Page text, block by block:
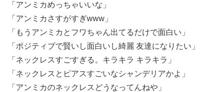
「アンミカめっちゃいいな」
「アンミカさすがすぎwww」
「もうアンミカとフワちゃん出てるだけで面白い」
「ポジティブで賢いし面白いし綺麗 友達になりたい」
「ネックレスすごすぎる。キラキラ キラキラ」
「ネックレスとピアスすごいなシャンデリアかよ」
「アンミカのネックレスどうなってんねや」